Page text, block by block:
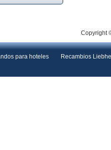
Copyright
para hoteles Recambios